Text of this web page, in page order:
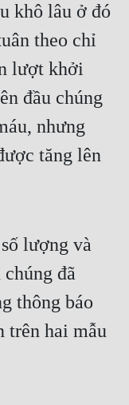
khô lâu ở đó
theo chỉ
lượt khởi
đầu chúng
nhưng
tăng lên
lượng và
đã
thông báo
trên hai mẫu